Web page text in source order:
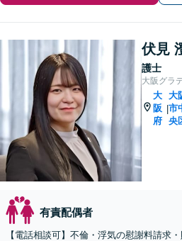
伏見
護士
大阪グラ
大
阪
府
|
大
市
央
有責配偶者
【電話相談可】不倫・浮気の慰謝料請求